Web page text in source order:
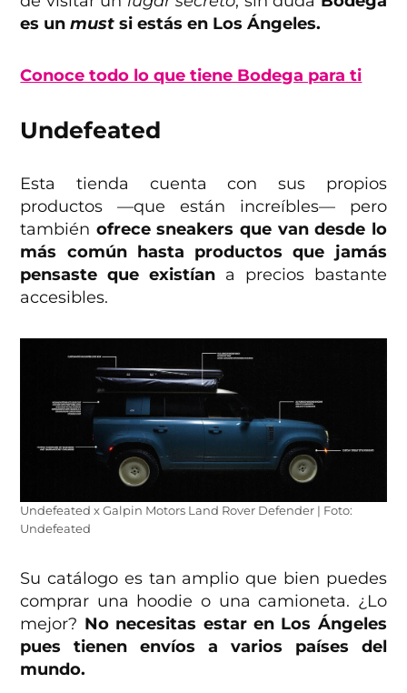
es unmustsi estás en Los Ángeles.
Conoce todo lo que tiene Bodega para ti
Undefeated
Esta tienda cuenta con sus propios
productos —que están increíbles— pero
también ofrece sneakers que van desde lo
más común hasta productos que jamás
pensaste que existían a precios bastante
accesibles.
Undefeated x Galpin Motors Land Rover Defender | Foto:
Undefeated
Su catálogo es tan amplio que bien puedes
comprar una hoodie o una camioneta. ¿Lo
mejor? No necesitas estar en Los Ángeles
pues tienen envíos a varios países del
mundo.